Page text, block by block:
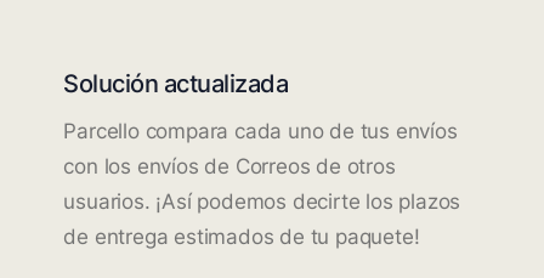
Solución actualizada
Parcello compara cada uno de tus envíos
con los envíos de Correos de otros
usuarios. ¡Así podemos decirte los plazos
de entrega estimados de tu paquete!